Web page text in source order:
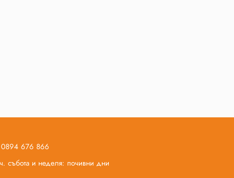
0894 676 866
събота и неделя: почивни дни